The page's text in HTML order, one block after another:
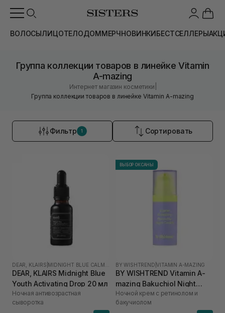
ВОЛОСЫЛИЦОТЕЛОДОММЕРЧНОВИНКИБЕСТСЕЛЛЕРЫ
Группа коллекции товаров в линейке Vitamin
A-mazing
Интернет магазин косметики
Группа коллекции товаров в линейке Vitamin A-mazing
Фильтр 1 Сортировать
DEAR, KLAIRS
DEAR, KLAIRS Midnight Blue
Youth Activating Drop 20 мл
Ночная антивозрастная
сыворотка
ВЫБОР ОКСАНЫ
BY WISHTREND |VITAMIN A-MAZING
BY WISHTREND Vitamin A-
mazing Bakuchiol Night
Cream 10 мл
Ночной крем с ретинолом и
бакучиолом